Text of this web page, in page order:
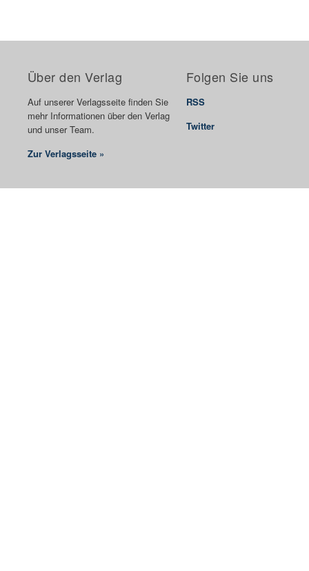
Über den Verlag
Auf unserer Verlagsseite finden Sie
mehr Informationen über den Verlag
und unser Team.
Zur Verlagsseite »
Folgen Sie uns
RSS
Twitter